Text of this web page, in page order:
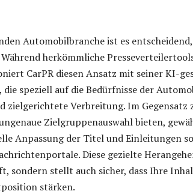
Automobilbranche ist es
herkömmliche
CarPR diesen Ansatz mit seiner KI-
speziell auf die Bedürfnisse der
zielgerichtete Verbreitung. Im
Zielgruppenauswahl bieten,
Anpassung der Titel und Einleitungen
Diese gezielte
sondern stellt auch sicher, dass Ihre
stärken.